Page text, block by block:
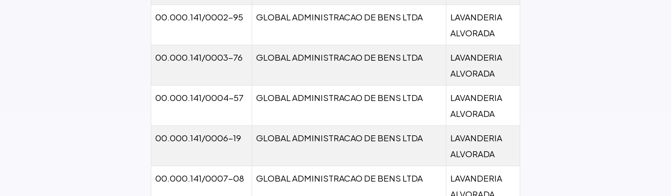
00.000.141/0002-95 GLOBAL ADMINISTRACAO DE BENS LTDA
LAVANDERIA
ALVORADA
00.000.141/0003-76 GLOBAL ADMINISTRACAO DE BENS LTDA
LAVANDERIA
ALVORADA
00.000.141/0004-57 GLOBAL ADMINISTRACAO DE BENS LTDA
LAVANDERIA
ALVORADA
00.000.141/0006-19 GLOBAL ADMINISTRACAO DE BENS LTDA
LAVANDERIA
ALVORADA
00.000.141/0007-08 GLOBAL ADMINISTRACAO DE BENS LTDA
LAVANDERIA
ALVORADA